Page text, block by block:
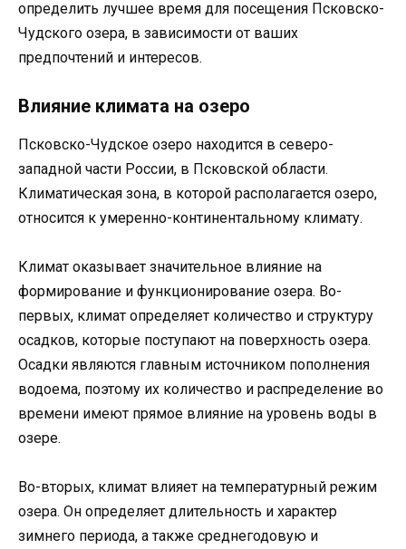
определить лучшее время для посещения Псковско-
Чудского озера, в зависимости от ваших
предпочтений и интересов.
Влияние климата на озеро
Псковско-Чудское озеро находится в северо-
западной части России, в Псковской области.
Климатическая зона, в которой располагается озеро,
относится к умеренно-континентальному климату.
Климат оказывает значительное влияние на
формирование и функционирование озера. Во-
первых, климат определяет количество и структуру
осадков, которые поступают на поверхность озера.
Осадки являются главным источником пополнения
водоема, поэтому их количество и распределение во
времени имеют прямое влияние на уровень воды в
озере.
Во-вторых, климат влияет на температурный режим
озера. Он определяет длительность и характер
зимнего периода, а также среднегодовую и